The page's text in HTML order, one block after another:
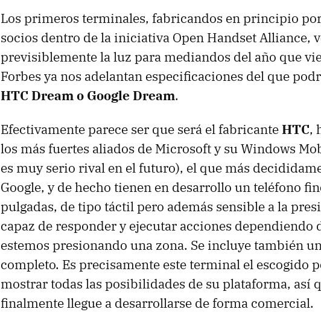
Los primeros terminales, fabricandos en principio
socios dentro de la iniciativa Open Handset Alliance,
previsiblemente la luz para mediandos del año que
Forbes ya nos adelantan especificaciones del que
HTC Dream o Google Dream.
Efectivamente parece ser que será el fabricanteHTC,
los más fuertes aliados de Microsoft y su Windows
es muy serio rival en el futuro), el que más
Google, y de hecho tienen en desarrollo un teléfono
pulgadas, de tipo táctil pero además sensible a la
capaz de responder y ejecutar acciones dependiendo
estemos presionando una zona. Se incluye también
completo. Es precisamente este terminal el escogido
mostrar todas las posibilidades de su plataforma, así
finalmente llegue a desarrollarse de forma comercial.